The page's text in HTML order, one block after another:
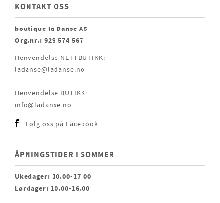
KONTAKT OSS
boutique la Danse AS
Org.nr.: 929 574 567
Henvendelse NETTBUTIKK:
ladanse@ladanse.no
Henvendelse BUTIKK:
info@ladanse.no
Følg oss på Facebook
ÅPNINGSTIDER I SOMMER
Ukedager: 10.00-17.00
Lørdager: 10.00-16.00